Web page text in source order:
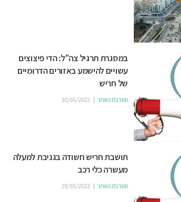
במסגרת תרגיל צה"ל: הדי פיצוצים
עשויים להישמע באזורים הדרומיים
של חריש
מערכת האתר 30/05/2022
תושבת חריש חשודה בגניבת למעלה
מעשרה כלי רכב
מערכת האתר 29/05/2022